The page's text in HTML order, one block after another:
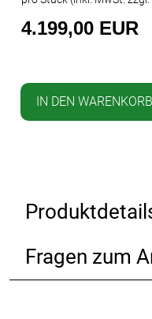
4.199,00 EUR
IN DEN WARENKORB
Fragen zum